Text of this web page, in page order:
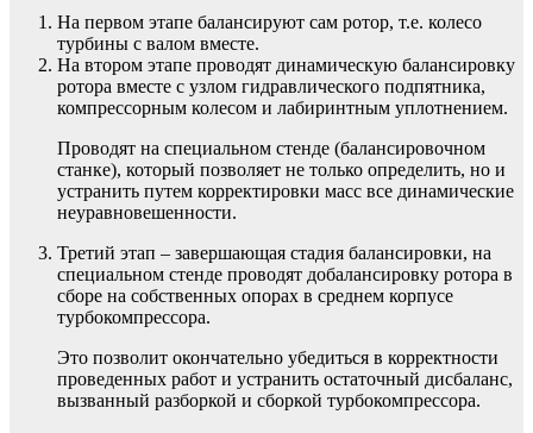
На первом этапе балансируют сам ротор, т.е. колесо
турбины с валом вместе.
На втором этапе проводят динамическую балансировку
ротора вместе с узлом гидравлического подпятника,
компрессорным колесом и лабиринтным уплотнением.
Проводят на специальном стенде (балансировочном
станке), который позволяет не только определить, но и
устранить путем корректировки масс все динамические
неуравновешенности.
Третий этап – завершающая стадия балансировки, на
специальном стенде проводят добалансировку ротора в
сборе на собственных опорах в среднем корпусе
турбокомпрессора.
Это позволит окончательно убедиться в корректности
проведенных работ и устранить остаточный дисбаланс,
вызванный разборкой и сборкой турбокомпрессора.